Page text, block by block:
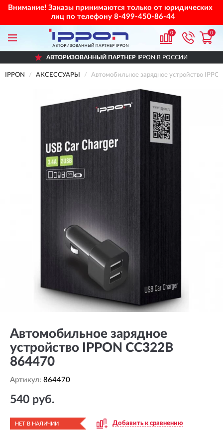
Внимание! Заказы принимаются только от юридических
лиц по телефону 8-499-450-86-44
0 0
АВТОРИЗОВАННЫЙ ПАРТНЕРIPPON В РОССИИ
IPPON АКСЕССУАРЫ Автомобильное зарядное устройство
Автомобильное зарядное
устройство IPPON CC322B
864470
Артикул: 864470
540 руб.
НЕТ В НАЛИЧИИ Добавить к сравнению